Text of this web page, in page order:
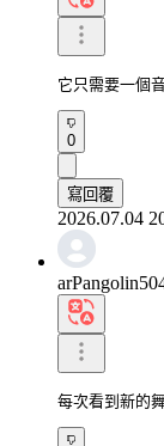
它只需要一個
0
寫回覆
2026.07.04
每次看到新的